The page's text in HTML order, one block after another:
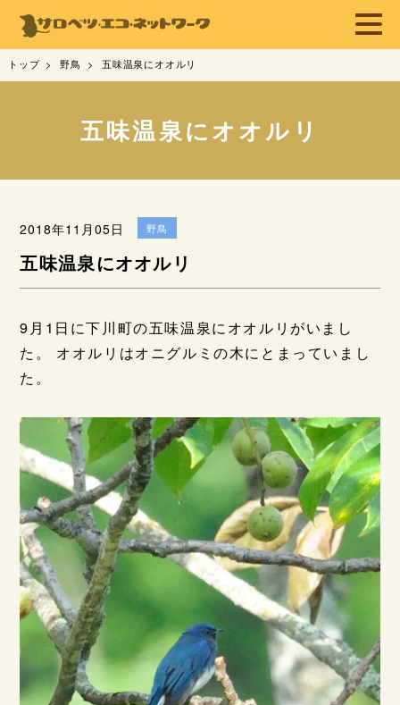
トップ 野鳥 五味温泉にオオルリ
五味温泉にオオルリ
2018年11月05日 野鳥
五味温泉にオオルリ
9月1日に下川町の五味温泉にオオルリがいまし
た。 オオルリはオニグルミの木にとまっていまし
た。